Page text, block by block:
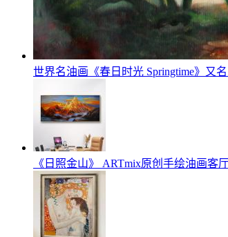
世界名油画《春日时光 Springtime》又
《日照金山》 ARTmix原创手绘油画客